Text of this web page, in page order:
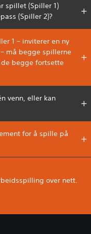
spillet (Spiller 1)
(Spiller 2)?
1 – inviterer en ny
må begge spillerne
begge fortsette
venn, eller kan
for å spille på
over nett.